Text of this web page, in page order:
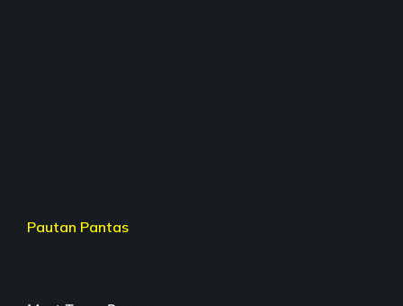
Pautan Pantas